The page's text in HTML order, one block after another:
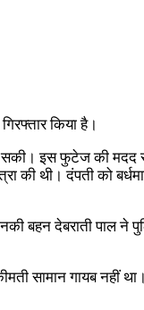
किया है।
सकी। इस फुटेज की मदद
की थी। दंपती को
बहन देबराती पाल ने
सामान गायब नहीं